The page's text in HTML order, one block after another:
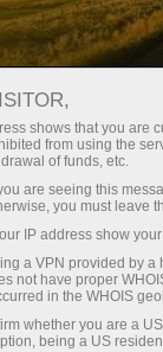
แค
ในฤดูร้
บอลลูนที่มี
การเทรดกั
shows that you are
from using the
of funds, etc.
are seeing this
you must leave
IP address show
a VPN provided by
not have proper
in the WHOIS
whether you are a
being a US